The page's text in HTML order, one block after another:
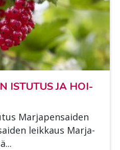
IS­TU­TUS JA HOI­
Mar­ja­pen­sai­den
leik­kaus Mar­ja­